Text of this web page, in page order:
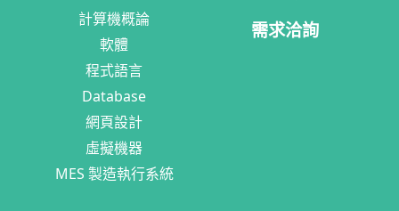
計算機概論
軟體
程式語言
Database
網頁設計
虛擬機器
MES 製造執行系統
需求洽詢